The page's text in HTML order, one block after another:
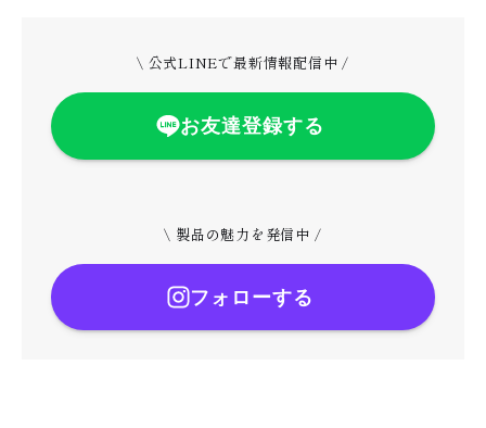
\ 公式LINEで最新情報配信中 /
お友達登録する
\ 製品の魅力を発信中 /
フォローする